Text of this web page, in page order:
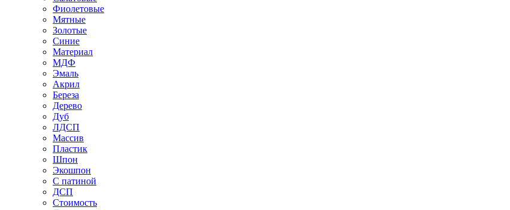
Фиолетовые
Мятные
Золотые
Синие
Материал
МДФ
Эмаль
Акрил
Береза
Дерево
Дуб
ЛДСП
Массив
Пластик
Шпон
Экошпон
С патиной
ДСП
Стоимость